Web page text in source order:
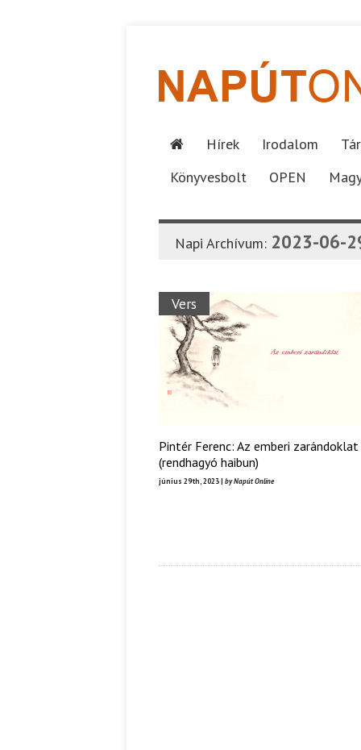
Hírek Irodalom
Könyvesbolt
OPEN
Napi Archívum: 2023-06-
Vers
Pintér Ferenc: Az emberi zarándoklat
(rendhagyó haibun)
június 29th, 2023 | by Napút Online